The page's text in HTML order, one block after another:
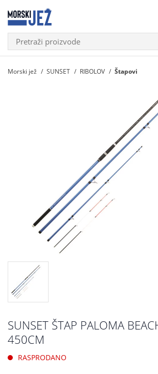
Morski jež SUNSET RIBOLOV Štapovi
SUNSET ŠTAP PALOMA
450CM
RASPRODANO